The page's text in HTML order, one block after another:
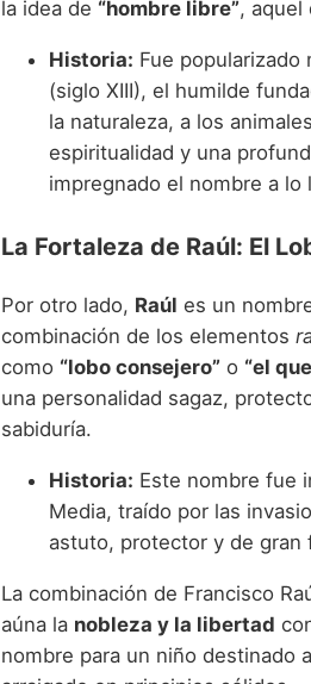
la idea de “hombre libre”, aquel
Historia: Fue popularizado
(siglo XIII), el humilde
la naturaleza, a los
espiritualidad y una
impregnado el nombre a lo
La Fortaleza de Raúl: El
Por otro lado, Raúl es un
combinación de los elementos
como “lobo consejero” o “el
una personalidad sagaz,
sabiduría.
Historia: Este nombre fue
Media, traído por las
astuto, protector y de gran
La combinación de Francisco
aúna la nobleza y la libertad
nombre para un niño destinado